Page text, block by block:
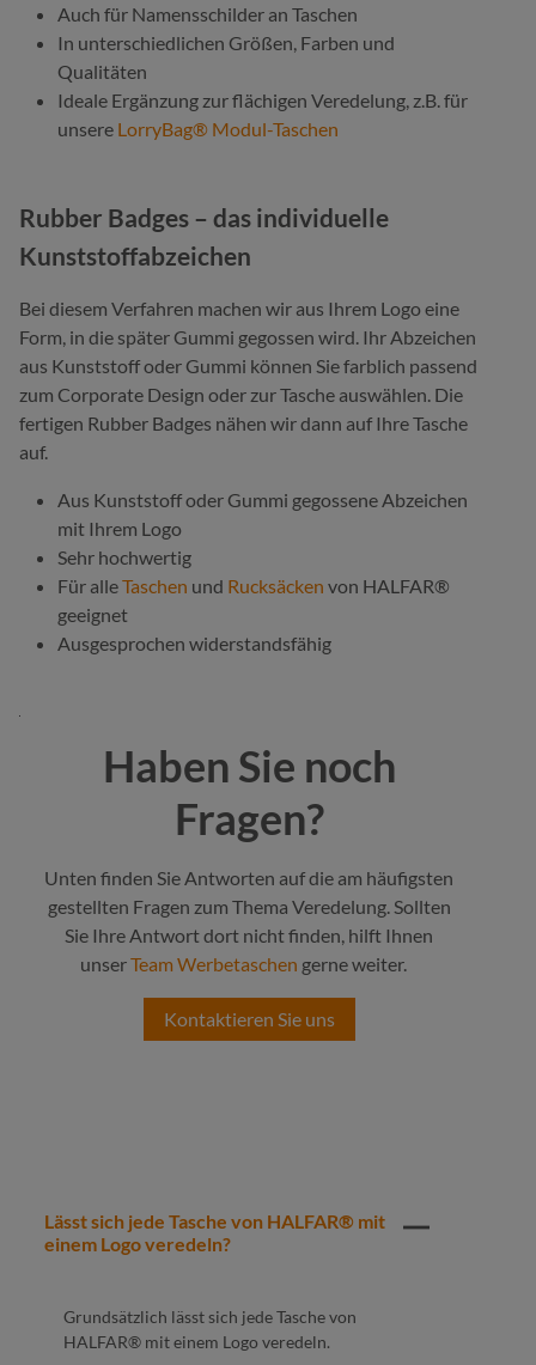
Auch für Namensschilder an Taschen
In unterschiedlichen Größen, Farben und
Qualitäten
Ideale Ergänzung zur flächigen Veredelung, z.B. für
unsere LorryBag® Modul-Taschen
Rubber Badges – das individuelle
Kunststoffabzeichen
Bei diesem Verfahren machen wir aus Ihrem Logo eine
Form, in die später Gummi gegossen wird. Ihr Abzeichen
aus Kunststoff oder Gummi können Sie farblich passend
zum Corporate Design oder zur Tasche auswählen. Die
fertigen Rubber Badges nähen wir dann auf Ihre Tasche
auf.
Aus Kunststoff oder Gummi gegossene Abzeichen
mit Ihrem Logo
Sehr hochwertig
Für alleTaschen und Rucksäcken von HALFAR®
geeignet
Ausgesprochen widerstandsfähig
Haben Sie noch
Fragen?
Unten finden Sie Antworten auf die am häufigsten
gestellten Fragen zum Thema Veredelung. Sollten
Sie Ihre Antwort dort nicht finden, hilft Ihnen
unserTeam Werbetaschen gerne weiter.
Kontaktieren Sie uns
Lässt sich jede Tasche von HALFAR® mit
einem Logo veredeln?
Grundsätzlich lässt sich jede Tasche von
HALFAR® mit einem Logo veredeln.